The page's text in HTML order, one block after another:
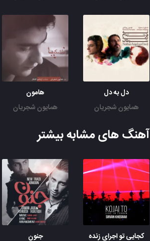
دل به دل
همایون شجریان
هامون
همایون شجریان
آهنگ های مشابه بیشتر
کجایی تو اجرای زنده جنون